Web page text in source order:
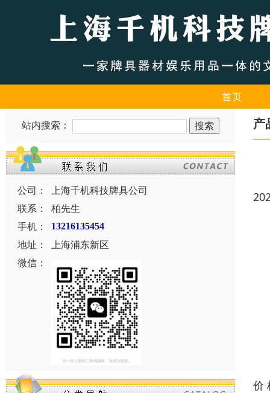
首页
站内搜索：
公司：
上海千机科技牌具公司
联系：
柏先生
手机：
13216135454
地址：
上海浦东新区
微信：
产
价